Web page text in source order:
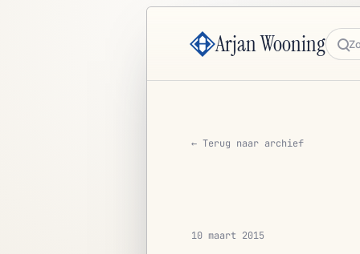
Arjan Wooning
← Terug naar archief
10 maart 2015